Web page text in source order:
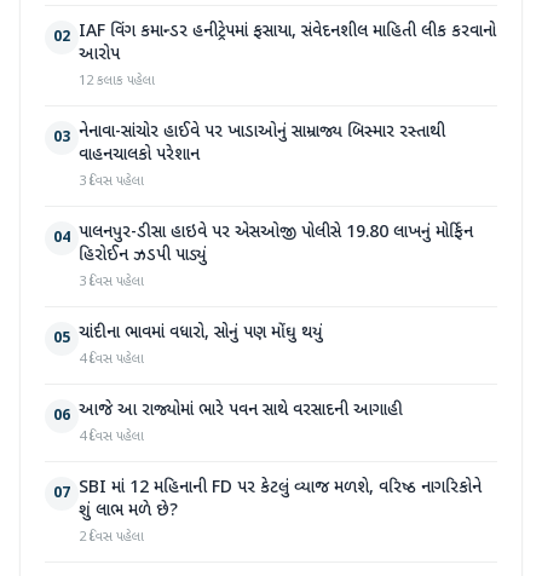
02 IAF વિંગ કમાન્ડર હનીટ્રેપમાં ફસાયા, સંવેદનશીલ માહિતી લીક કરવાનો
આરોપ
12 કલાક પહેલા
03 નેનાવા-સાંચોર હાઈવે પર ખાડાઓનું સામ્રાજ્ય બિસ્માર રસ્તાથી
વાહનચાલકો પરેશાન
3 દિવસ પહેલા
04 પાલનપુર-ડીસા હાઇવે પર એસઓજી પોલીસે 19.80 લાખનું મોર્ફિન
હિરોઈન ઝડપી પાડ્યું
3 દિવસ પહેલા
05 ચાંદીના ભાવમાં વધારો, સોનું પણ મોંઘુ થયું
4 દિવસ પહેલા
06 આજે આ રાજ્યોમાં ભારે પવન સાથે વરસાદની આગાહી
4 દિવસ પહેલા
07 SBI માં 12 મહિનાની FD પર કેટલું વ્યાજ મળશે, વરિષ્ઠ નાગરિકોને
શું લાભ મળે છે?
2 દિવસ પહેલા